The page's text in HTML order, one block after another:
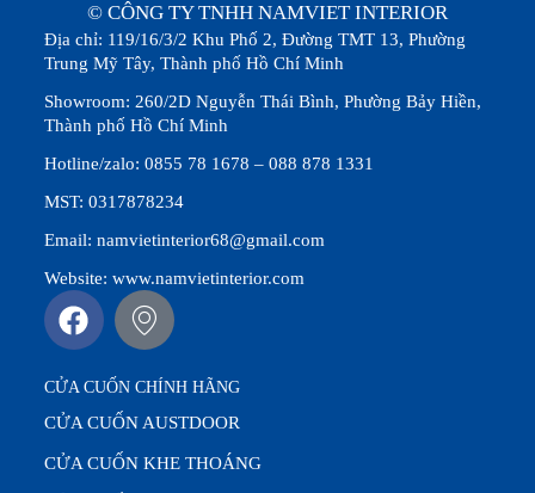
© CÔNG TY TNHH NAMVIET INTERIOR
Địa chỉ: 119/16/3/2 Khu Phố 2, Đường TMT 13, Phường
Trung Mỹ Tây, Thành phố Hồ Chí Minh
Showroom: 260/2D Nguyễn Thái Bình, Phường Bảy Hiền,
Thành phố Hồ Chí Minh
Hotline/zalo: 0855 78 1678 – 088 878 1331
MST: 0317878234
Email: namvietinterior68@gmail.com
Website: www.namvietinterior.com
CỬA CUỐN CHÍNH HÃNG
CỬA CUỐN AUSTDOOR
CỬA CUỐN KHE THOÁNG